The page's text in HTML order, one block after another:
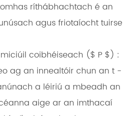
ríthábhachtach é an
agus friotaíocht tuirse
coibhéiseach ($ P $) :
ag an innealtóir chun an t -
a léiriú a mbeadh an
aige ar an imthacaí